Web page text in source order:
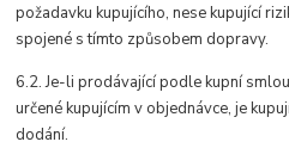
požadavku kupujícího, nese kupující
spojené s tímto způsobem dopravy.
6.2. Je-li prodávající podle kupní
určené kupujícím v objednávce, je
dodání.